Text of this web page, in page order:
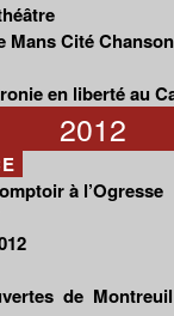
Mans Cité Chanson
en liberté au
2012
à l’Ogresse
de